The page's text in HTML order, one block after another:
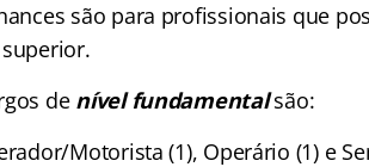
são para profissionais que
de nível fundamental são:
Motorista (1), Operário (1) e